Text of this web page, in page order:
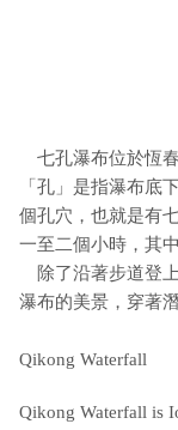
七孔瀑布位於恆
「孔」是指瀑布底
個孔穴，也就是有
一至二個小時，其
除了沿著步道登
瀑布的美景，穿著
Qikong Waterfall
Qikong Waterfall is